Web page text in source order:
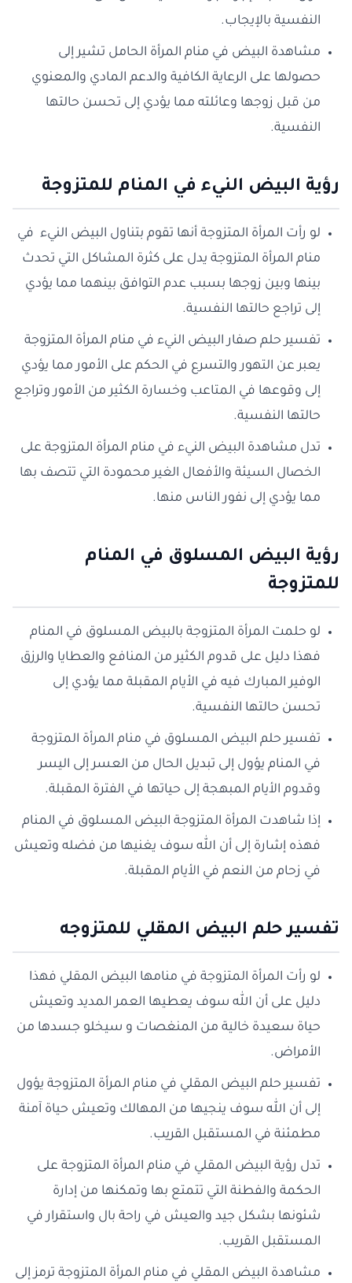
النفسية بالإيجاب.
مشاهدة البيض في منام المرأة الحامل تشير إلى
حصولها على الرعاية الكافية والدعم المادي والمعنوي
من قبل زوجها وعائلته مما يؤدي إلى تحسن حالتها
النفسية.
رؤية البيض النيء في المنام للمتزوجة
لو رأت المرأة المتزوجة أنها تقوم بتناول البيض النيء في
منام المرأة المتزوجة يدل على كثرة المشاكل التي تحدث
بينها وبين زوجها بسبب عدم التوافق بينهما مما يؤدي
إلى تراجع حالتها النفسية.
تفسير حلم صفار البيض النيء في منام المرأة المتزوجة
يعبر عن التهور والتسرع في الحكم على الأمور مما يؤدي
إلى وقوعها في المتاعب وخسارة الكثير من الأمور وتراجع
حالتها النفسية.
تدل مشاهدة البيض النيء في منام المرأة المتزوجة على
الخصال السيئة والأفعال الغير محمودة التي تتصف بها
مما يؤدي إلى نفور الناس منها.
رؤية البيض المسلوق في المنام
للمتزوجة
لو حلمت المرأة المتزوجة بالبيض المسلوق في المنام
فهذا دليل على قدوم الكثير من المنافع والعطايا والرزق
الوفير المبارك فيه في الأيام المقبلة مما يؤدي إلى
تحسن حالتها النفسية.
تفسير حلم البيض المسلوق في منام المرأة المتزوجة
في المنام يؤول إلى تبديل الحال من العسر إلى اليسر
وقدوم الأيام المبهجة إلى حياتها في الفترة المقبلة.
إذا شاهدت المرأة المتزوجة البيض المسلوق في المنام
فهذه إشارة إلى أن الله سوف يغنيها من فضله وتعيش
في زحام من النعم في الأيام المقبلة.
تفسير حلم البيض المقلي للمتزوجه
لو رأت المرأة المتزوجة في منامها البيض المقلي فهذا
دليل على أن الله سوف يعطيها العمر المديد وتعيش
حياة سعيدة خالية من المنغصات و سيخلو جسدها من
الأمراض.
تفسير حلم البيض المقلي في منام المرأة المتزوجة يؤول
إلى أن الله سوف ينجيها من المهالك وتعيش حياة آمنة
مطمئنة في المستقبل القريب.
تدل رؤية البيض المقلي في منام المرأة المتزوجة على
الحكمة والفطنة التي تتمتع بها وتمكنها من إدارة
شئونها بشكل جيد والعيش في راحة بال واستقرار في
المستقبل القريب.
مشاهدة البيض المقلي في منام المرأة المتزوجة ترمز إلى